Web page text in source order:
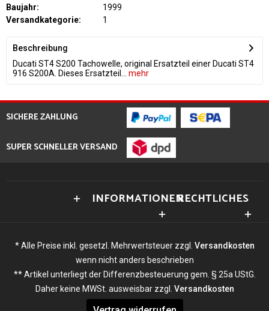
Baujahr:
1999
Versandkategorie:
1
Beschreibung
Ducati ST4 S200 Tachowelle, original Ersatzteil einer Ducati ST4
916 S200A. Dieses Ersatzteil...
mehr
SICHERE ZAHLUNG
SUPER SCHNELLER VERSAND
INFORMATIONENRECHTLICHES
* Alle Preise inkl. gesetzl. Mehrwertsteuer zzgl. Versandkosten
wenn nicht anders beschrieben
** Artikel unterliegt der Differenzbesteuerung gem. § 25a UStG.
Daher keine MWSt. ausweisbar zzgl. Versandkosten